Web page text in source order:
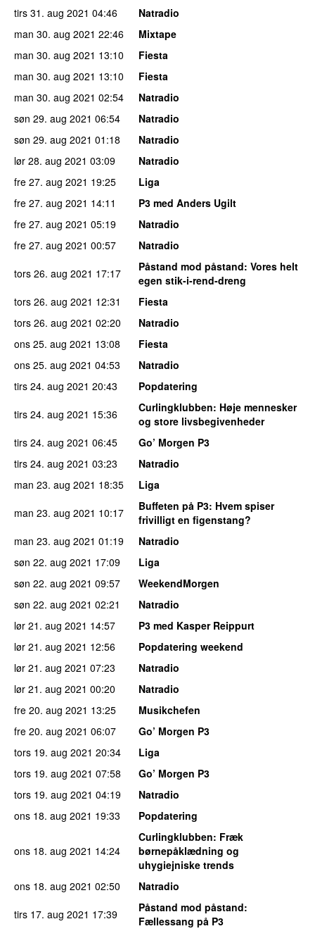
tirs 31. aug 2021 04:46
Natradio
man 30. aug 2021 22:46
Mixtape
man 30. aug 2021 13:10
Fiesta
man 30. aug 2021 13:10
Fiesta
man 30. aug 2021 02:54
Natradio
søn 29. aug 2021 06:54
Natradio
søn 29. aug 2021 01:18
Natradio
lør 28. aug 2021 03:09
Natradio
fre 27. aug 2021 19:25
Liga
fre 27. aug 2021 14:11
P3 med Anders Ugilt
fre 27. aug 2021 05:19
Natradio
fre 27. aug 2021 00:57
Natradio
tors 26. aug 2021 17:17 Påstand mod påstand: Vores helt
egen stik-i-rend-dreng
tors 26. aug 2021 12:31
Fiesta
tors 26. aug 2021 02:20
Natradio
ons 25. aug 2021 13:08
Fiesta
ons 25. aug 2021 04:53
Natradio
tirs 24. aug 2021 20:43
Popdatering
tirs 24. aug 2021 15:36 Curlingklubben: Høje mennesker
og store livsbegivenheder
tirs 24. aug 2021 06:45
Go’ Morgen P3
tirs 24. aug 2021 03:23
Natradio
man 23. aug 2021 18:35
Liga
man 23. aug 2021 10:17 Buffeten på P3: Hvem spiser
frivilligt en figenstang?
man 23. aug 2021 01:19
Natradio
søn 22. aug 2021 17:09
Liga
søn 22. aug 2021 09:57
WeekendMorgen
søn 22. aug 2021 02:21
Natradio
lør 21. aug 2021 14:57
P3 med Kasper Reippurt
lør 21. aug 2021 12:56
Popdatering weekend
lør 21. aug 2021 07:23
Natradio
lør 21. aug 2021 00:20
Natradio
fre 20. aug 2021 13:25
Musikchefen
fre 20. aug 2021 06:07
Go’ Morgen P3
tors 19. aug 2021 20:34
Liga
tors 19. aug 2021 07:58
Go’ Morgen P3
tors 19. aug 2021 04:19
Natradio
ons 18. aug 2021 19:33 Popdatering
ons 18. aug 2021 14:24
Curlingklubben: Fræk
børnepåklædning og
uhygiejniske trends
ons 18. aug 2021 02:50
Natradio
tirs 17. aug 2021 17:39 Påstand mod påstand:
Fællessang på P3